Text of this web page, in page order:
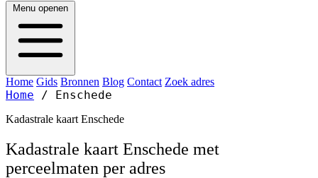
Menu openen
Home Gids Bronnen Blog Contact Zoek adres
Home / Enschede
Kadastrale kaart Enschede
Kadastrale kaart Enschede met
perceelmaten per adres